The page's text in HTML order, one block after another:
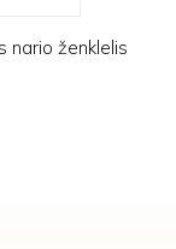
nario ženklelis